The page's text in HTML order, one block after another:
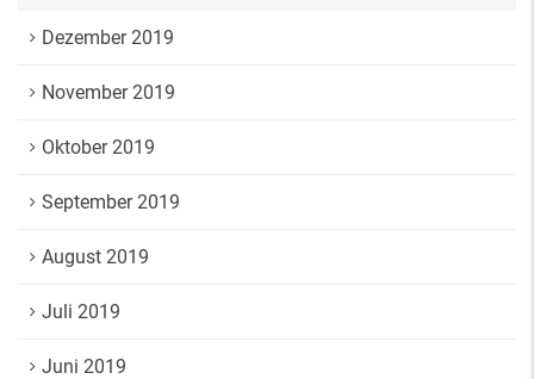
Dezember 2019
November 2019
Oktober 2019
September 2019
August 2019
Juli 2019
Juni 2019